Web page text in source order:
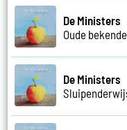
De Ministers
Oude
De Ministers